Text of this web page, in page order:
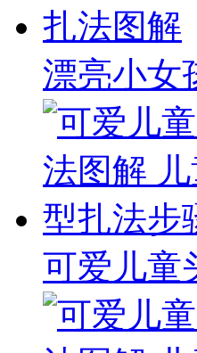
漂亮小女
可爱儿童